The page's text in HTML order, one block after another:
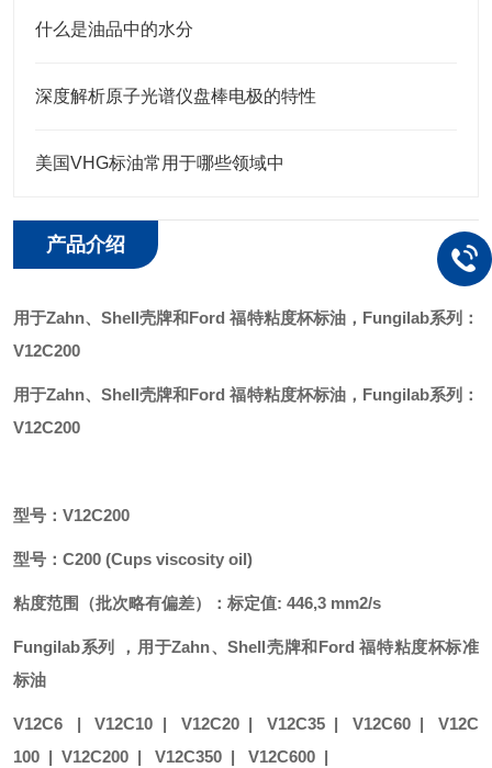
什么是油品中的水分
深度解析原子光谱仪盘棒电极的特性
美国VHG标油常用于哪些领域中
产品介绍
用于Zahn、Shell壳牌和Ford 福特粘度杯标油，Fungilab系列：
V12C200
用于Zahn、Shell壳牌和Ford 福特粘度杯标油，Fungilab系列：
V12C200
型号： V12C200
型号： C200 (Cups viscosity oil)
粘度范围（批次略有偏差）：标定值: 446,3 mm2/s
Fungilab系列 ，用于Zahn、Shell壳牌和Ford 福特粘度杯标准
标油
V12C6 |V12C10 | V12C20 | V12C35 | V12C60 |V12C
100 | V12C200 | V12C350 | V12C600 |